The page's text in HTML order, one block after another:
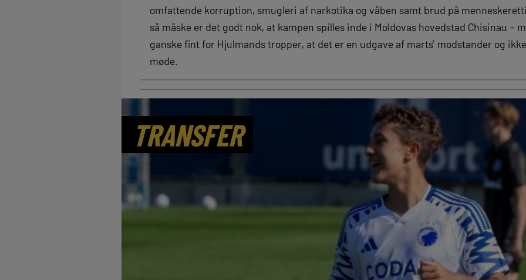
omfattende korruption, smugleri af narkotika og våben samt brud på
så måske er det godt nok, at kampen spilles inde i Moldovas hovedstad Chisinau –
ganske fint for Hjulmands tropper, at det er en udgave af marts’ modstander og
møde.
TRANSFER